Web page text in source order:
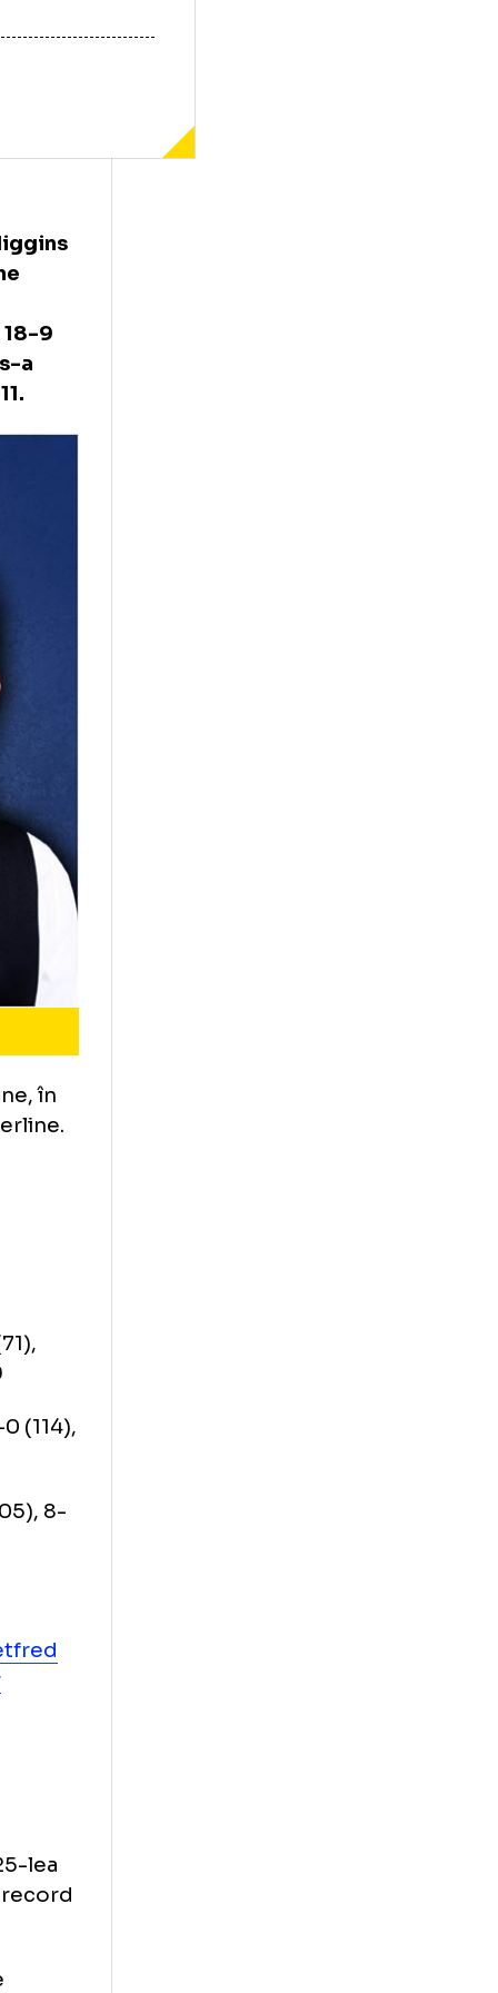
la
John Higgins
sesiune
și a
A fost 18-9
s-a
din 2011.
sterline, în
lire sterline.
72-0 (71),
16-9
118-0 (114),
5
0 (105), 8-
@Betfred